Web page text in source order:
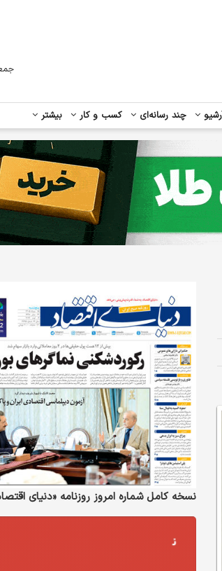
چند رسانه‌ای کسب و کار بیشتر
نسخه کامل شماره امروز روزنامه «دنیای‌